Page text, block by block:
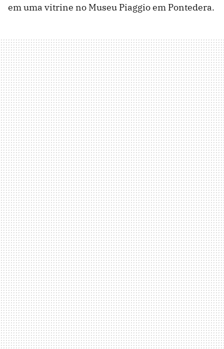
em uma vitrine no Museu Piaggio em Pontedera.